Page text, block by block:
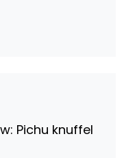
Pichu knuffel